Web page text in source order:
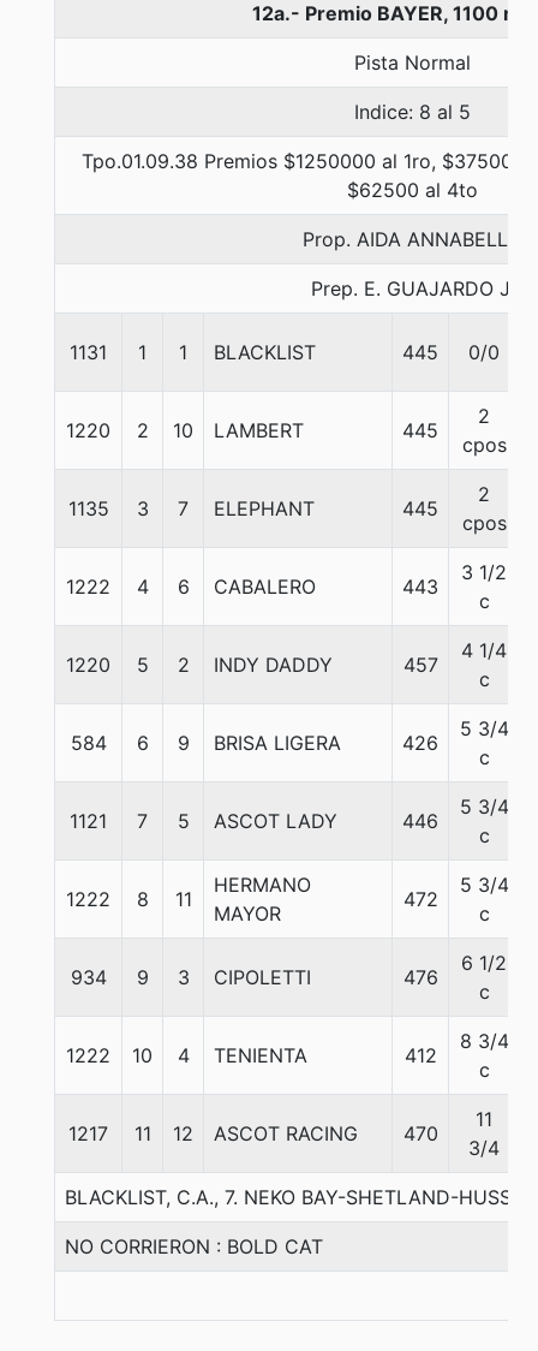
12a.- Premio BAYER, 1100
Pista Normal
Indice: 8 al 5
Tpo.01.09.38 Premios $1250000 al 1ro, $375000
$62500 al 4to
Prop. AIDA ANNABELLA
Prep. E. GUAJARDO J.
1131 1 1 BLACKLIST 445 0/0
1220 2 10 LAMBERT 445
2
cpos
1135 3 7 ELEPHANT 445
2
cpos
1222 4 6 CABALERO 443
3 1/2
c
1220 5 2 INDY DADDY 457
4 1/4
c
584 6 9 BRISA LIGERA 426
5 3/4
c
1121 7 5 ASCOT LADY 446
5 3/4
c
1222 8 11
HERMANO
MAYOR
472
5 3/4
c
934 9 3 CIPOLETTI 476
6 1/2
c
1222 10 4 TENIENTA 412
8 3/4
c
1217 11 12 ASCOT RACING 470
11
3/4
BLACKLIST, C.A., 7. NEKO BAY-SHETLAND-
NO CORRIERON : BOLD CAT